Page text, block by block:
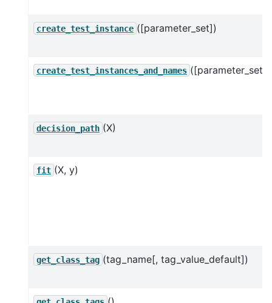
create_test_instance ([parameter_set])
create_test_instances_and_names ([parameter_set])
decision_path (X)
fit (X, y)
get_class_tag (tag_name[, tag_value_default])